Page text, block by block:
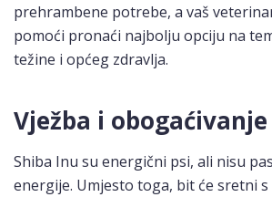
prehrambene potrebe, a vaš
pomoći pronaći najbolju opciju na
težine i općeg zdravlja.
Vježba i obogaćivanje
Shiba Inu su energični psi, ali nisu
energije. Umjesto toga, bit će sretni